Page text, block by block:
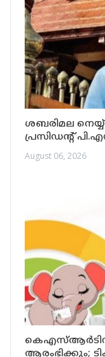
ശബരിമല
പ്രസിഡന്റ്
August 06, 2026
ആരംഭിക്കും;